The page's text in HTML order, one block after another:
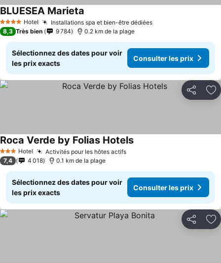
4 Étoiles Hotel Installations spa et bien-être dédiéesConsulter les prix
BLUESEA Marieta
8,3 Très bien 9 784 0.2 km de la plage
Sélectionnez des dates pour voir
les prix exacts
Consulter les prix
Partager
3 ÉtoilesHotel Activités pour les hôtes actifsConsulter les prix
Roca Verde by Folias HotelsConsulter les prix
7,4 4 018 0.1 km de la plage
Sélectionnez des dates pour voir
les prix exacts
Consulter les prix
Partager